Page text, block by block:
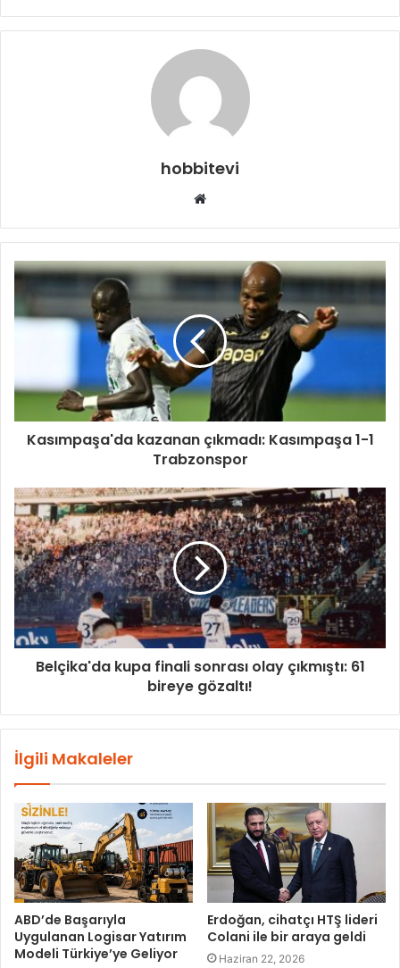
hobbitevi
Web
Kasımpaşa'da kazanan çıkmadı: Kasımpaşa 1-1
Trabzonspor
Belçika'da kupa finali sonrası olay çıkmıştı: 61
bireye gözaltı!
İlgili Makaleler
ABD’de Başarıyla
Uygulanan Logisar Yatırım
Modeli Türkiye’ye Geliyor
Erdoğan, cihatçı HTŞ lideri
Colani ile bir araya geldi
Haziran 22, 2026